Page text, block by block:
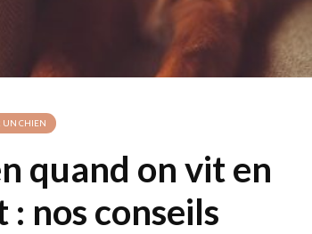
UN CHIEN
quand on vit en
nos conseils